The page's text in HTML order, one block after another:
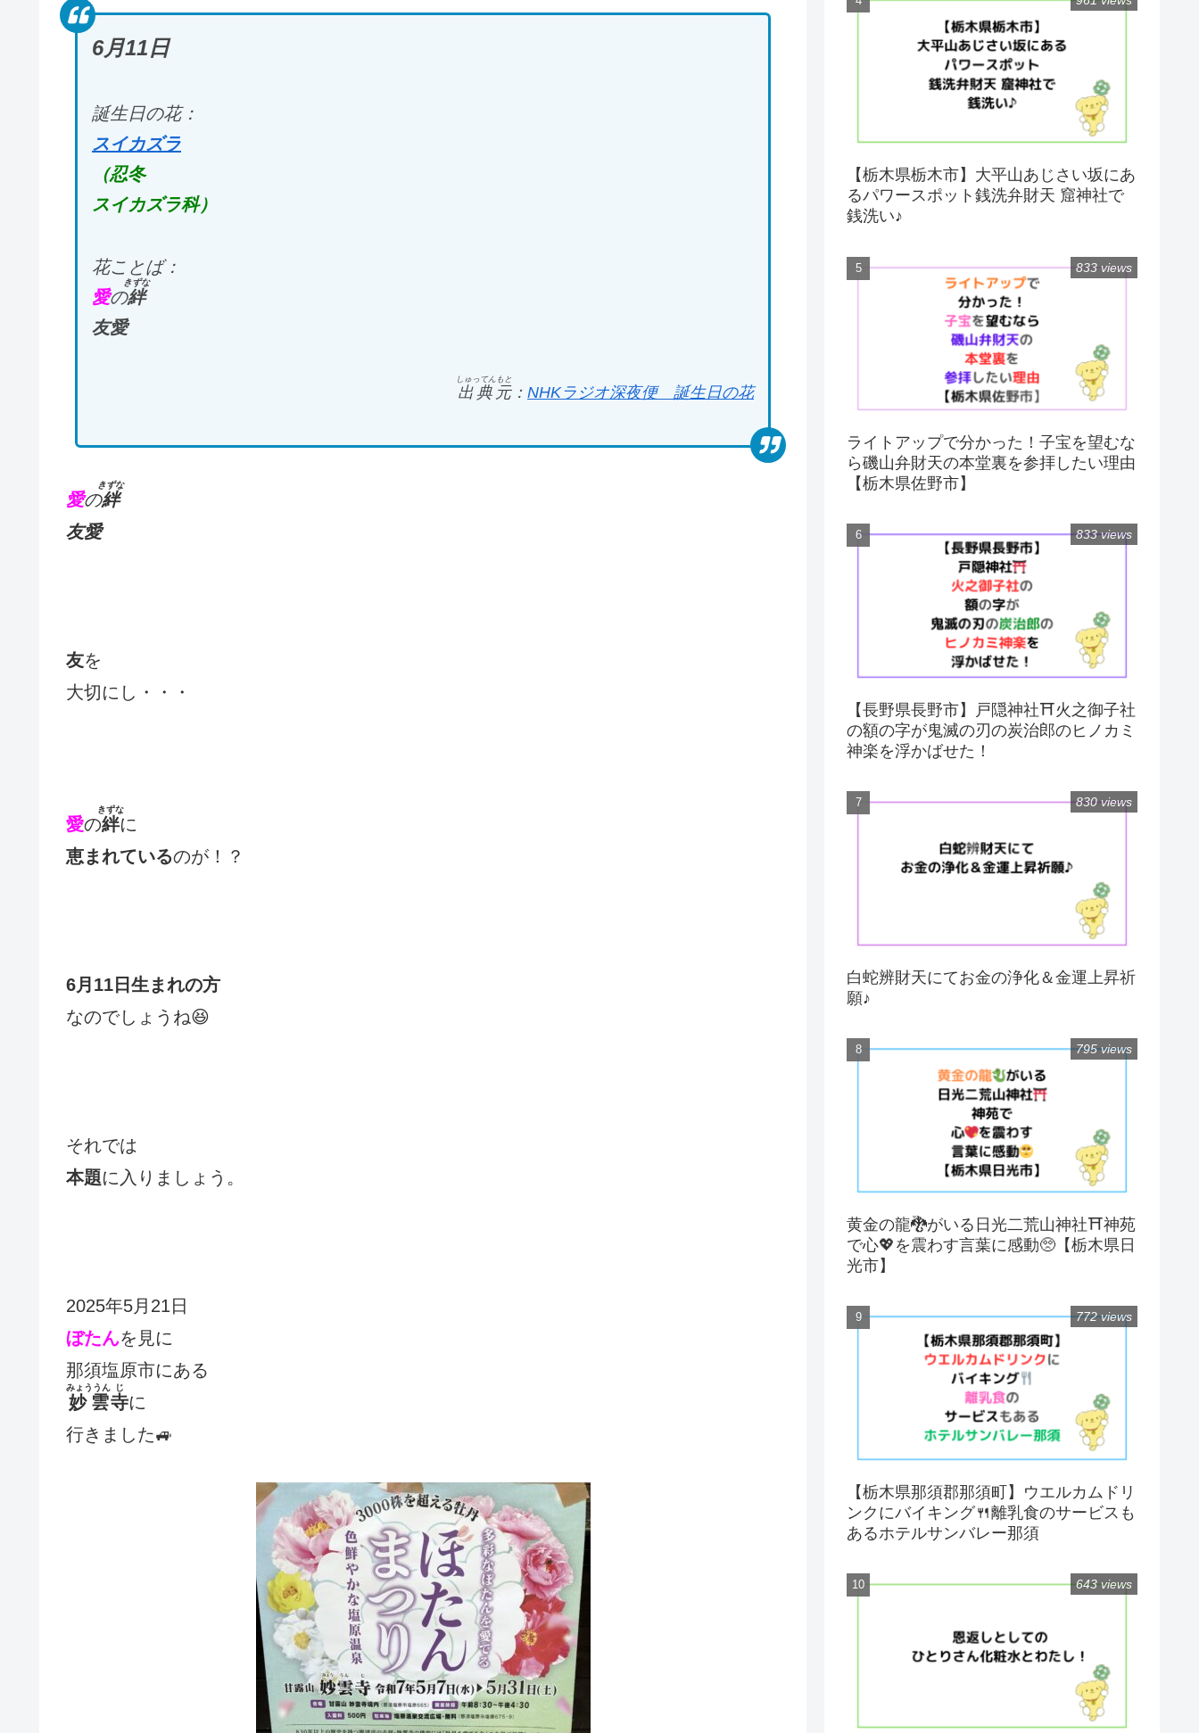
6月11日
誕生日の花：
スイカズラ
（忍冬
スイカズラ科）
花ことば：
愛の絆
きずな
友愛
出典元
しゅってんもと
： NHKラジオ深夜便 誕生日の花
愛の絆
きずな
友愛
友を
大切にし・・・
愛の絆
きずな
に
恵まれているのが！？
6月11日生まれの方
なのでしょうね😆
それでは
本題に入りましょう。
2025年5月21日
ぼたんを見に
那須塩原市にある
妙雲
みょううん
寺
じ
に
行きました🚙
【栃木県栃木市】大平山あじさい坂にあ
るパワースポット銭洗弁財天 窟神社で
銭洗い♪
ライトアップで分かった！子宝を望むな
ら磯山弁財天の本堂裏を参拝したい理由
【栃木県佐野市】
833 views
【長野県長野市】戸隠神社⛩火之御子社
の額の字が鬼滅の刃の炭治郎のヒノカミ
神楽を浮かばせた！
833 views
白蛇辨財天にてお金の浄化＆金運上昇祈
願♪
830 views
黄金の龍🐉がいる日光二荒山神社⛩神苑
で心💖を震わす言葉に感動🥺【栃木県日
光市】
795 views
【栃木県那須郡那須町】ウエルカムドリ
ンクにバイキング🍴離乳食のサービスも
あるホテルサンバレー那須
772 views
643 views